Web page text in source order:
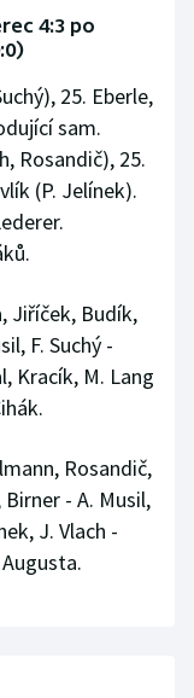
4:3 po
25. Eberle,
sam.
Rosandič), 25.
(P. Jelínek).
Jiříček, Budík,
F. Suchý -
Kracík, M. Lang
Rosandič,
- A. Musil,
J. Vlach -